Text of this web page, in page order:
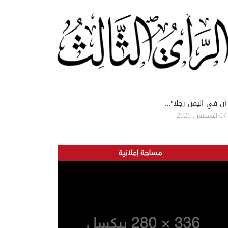
في اليمن رجلا"…
07 اغسطس, 2026